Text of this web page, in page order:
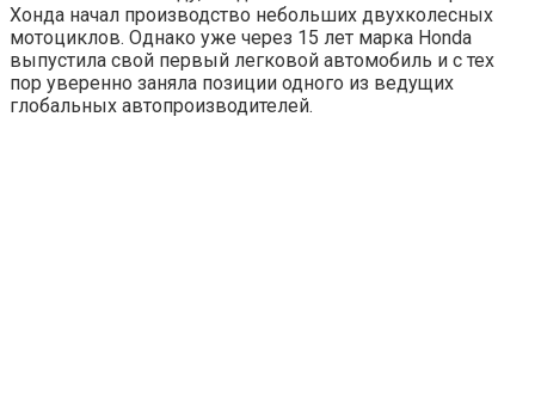
Хонда начал производство небольших двухколесных
мотоциклов. Однако уже через 15 лет марка Honda
выпустила свой первый легковой автомобиль и с тех
пор уверенно заняла позиции одного из ведущих
глобальных автопроизводителей.